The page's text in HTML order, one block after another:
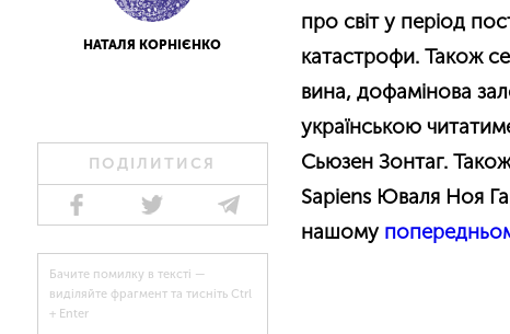
НАТАЛЯ КОРНІЄНКО
ПОДІЛИТИСЯ
Бачите помилку в тексті —
виділяйте фрагмент та тисніть Ctrl
+ Enter
про світ у період
катастрофи. Також
вина, дофамінова
українською
Сьюзен Зонтаг.
Sapiens Юваля Ноя
нашому